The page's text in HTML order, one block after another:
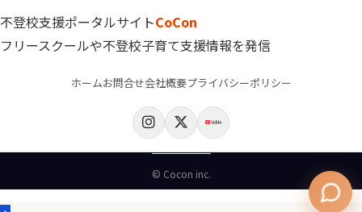
不登校支援ポータルサイトCoCon
フリースクールや不登校子育て支援情報を発信
ホームお問合せ会社概要プライバシーポリシー
© Cocon inc.